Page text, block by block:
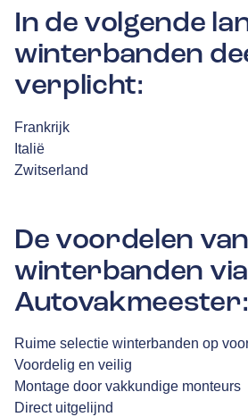
In de volgende
winterbanden
verplicht:
Frankrijk
Italië
Zwitserland
De voordelen van
winterbanden via
Autovakmeester:
Ruime selectie winterbanden op
Voordelig en veilig
Montage door vakkundige monteurs
Direct uitgelijnd